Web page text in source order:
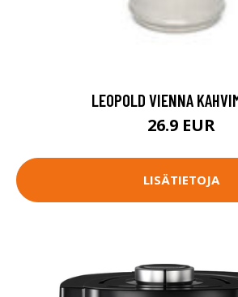
LEOPOLD VIENNA
26.9 EUR
LISÄTIETOJA